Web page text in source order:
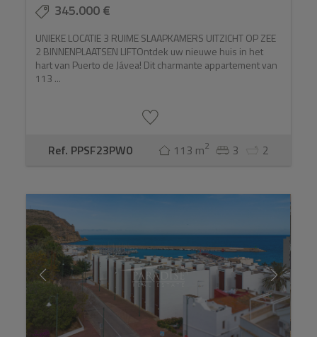
345.000 €
UNIEKE LOCATIE 3 RUIME SLAAPKAMERS UITZICHT OP ZEE
2 BINNENPLAATSEN LIFTOntdek uw nieuwe huis in het
hart van Puerto de Jávea! Dit charmante appartement van
113 ...
Ref. PPSF23PW0 113 m2 3 2